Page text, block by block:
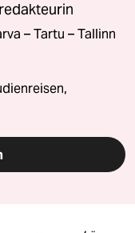
– Tartu – Tallinn